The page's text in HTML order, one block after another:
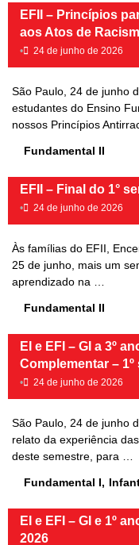
EFII – Princípios
aos Atos de
• 24 de junho de 2026
São Paulo, 24 de junho
estudantes do Ensino
nossos Princípios
Fundamental II
EFII – Final do 1°
• 24 de junho de 2026
Às famílias do EFII,
25 de junho, mais um
aprendizado na …
Fundamental II
EI e EFI – GI a 3º
Complementar – 1º
• 24 de junho de 2026
São Paulo, 24 de junho
relato da experiência
deste semestre, para …
Fundamental I,
EI e EFI – GI e 1º
2026